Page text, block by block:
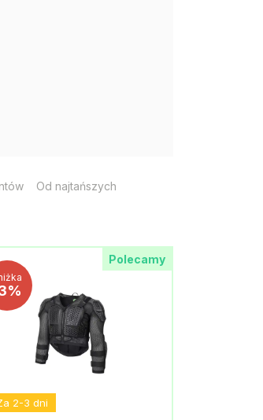
Od najtańszych
Polecamy
2-3 dni